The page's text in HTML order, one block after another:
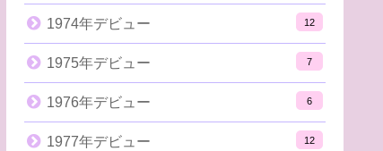
1974年デビュー 12
1975年デビュー 7
1976年デビュー 6
1977年デビュー 12